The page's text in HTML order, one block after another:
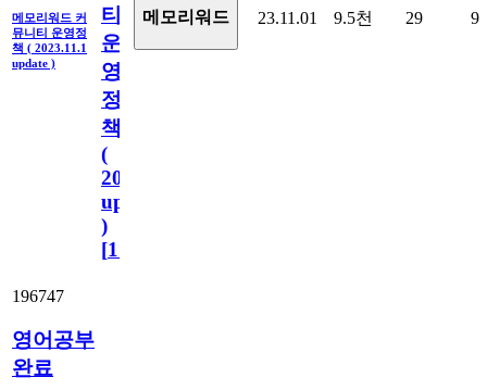
메모리워드 커
뮤니티 운영정
책 ( 2023.11.1
update )
티
운
영
정
책
(
2023.11.1
update
)
[110
메모리워드 23.11.01 9.5천 29 9
196747
영어공부
완료